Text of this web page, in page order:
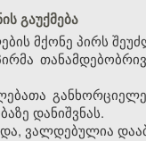
გაუქმება
მქონე პირს
დანიშვნას.
ვალდებულია